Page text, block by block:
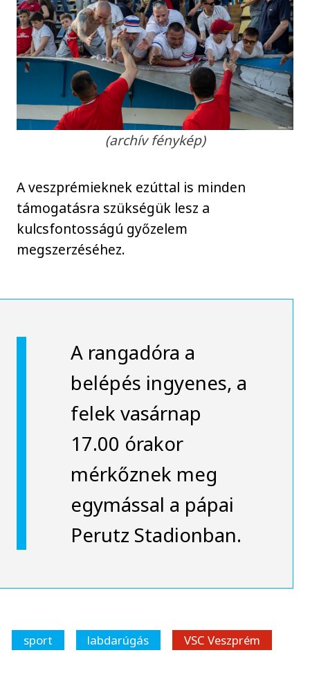
(archív fénykép)
A veszprémieknek ezúttal is minden
támogatásra szükségük lesz a
kulcsfontosságú győzelem
megszerzéséhez.
A rangadóra a
belépés ingyenes, a
felek vasárnap
17.00 órakor
mérkőznek meg
egymással a pápai
Perutz Stadionban.
sport labdarúgás VSC Veszprém